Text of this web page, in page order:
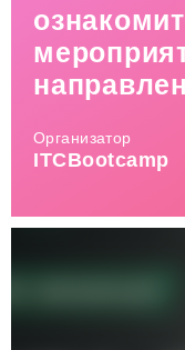
Организатор
ITCBootcamp